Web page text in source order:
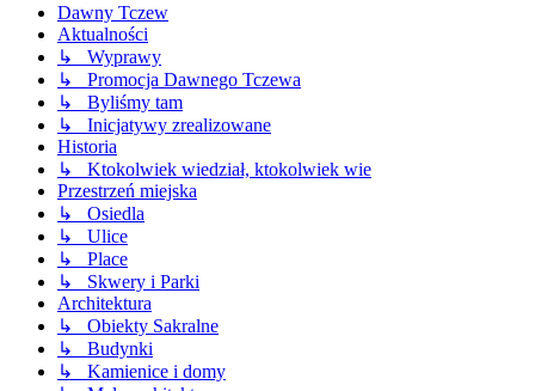
Dawny Tczew
Aktualności
↳ Wyprawy
↳ Promocja Dawnego Tczewa
↳ Byliśmy tam
↳ Inicjatywy zrealizowane
Historia
↳ Ktokolwiek wiedział, ktokolwiek wie
Przestrzeń miejska
↳ Osiedla
↳ Ulice
↳ Place
↳ Skwery i Parki
Architektura
↳ Obiekty Sakralne
↳ Budynki
↳ Kamienice i domy